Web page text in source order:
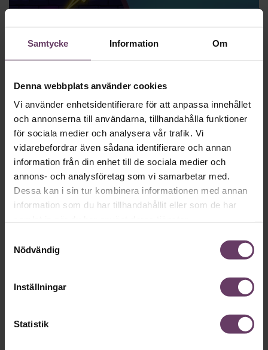
Samtycke Information Om
Denna webbplats använder cookies
Vi använder enhetsidentifierare för att anpassa innehållet
och annonserna till användarna, tillhandahålla funktioner
för sociala medier och analysera vår trafik. Vi
vidarebefordrar även sådana identifierare och annan
information från din enhet till de sociala medier och
annons- och analysföretag som vi samarbetar med.
Dessa kan i sin tur kombinera informationen med annan
information som du har tillhandahållit eller som de har
Nödvändig
Inställningar
Statistik
19 oförglömliga chefshändelser från
året
2024 – vilket spännande och innehållsrikt år! Vi har samlat
19 chefshändelser som definierat de senaste tolv
månaderna.